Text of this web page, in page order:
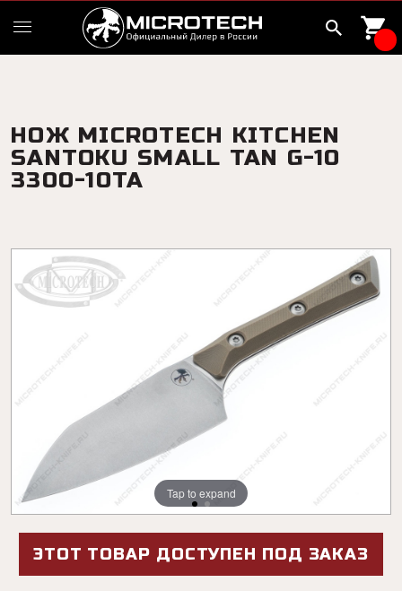
НОЖ MICROTECH KITCHEN
SANTOKU SMALL TAN G-10
3300-10TA
Tap to expand
Tap to expand
ЭТОТ ТОВАР ДОСТУПЕН ПОД ЗАКАЗ